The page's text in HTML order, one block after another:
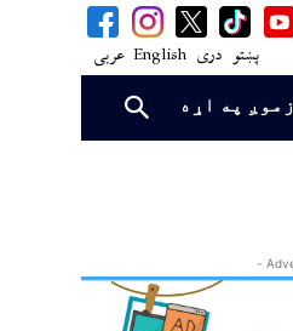
پښتو دری English عربی
زموږ په اړه